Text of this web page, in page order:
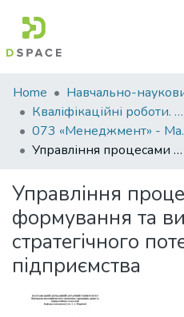
Communities
&
Collections
All of DSpace
Statistics
Home
Кваліфікаційні роботи. ННІ економіки, управління, права та ІТ
073
Управління процесами формування та використання стратегічного потенціалу підприємства
Управління
формування та
стратегічного
підприємства